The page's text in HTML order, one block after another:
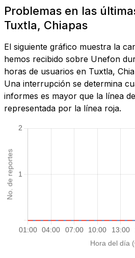
Problemas en las
Tuxtla, Chiapas
El siguiente gráfico muestra la
hemos recibido sobre Unefon
horas de usuarios en Tuxtla,
Una interrupción se determina
informes es mayor que la línea
representada por la línea roja.